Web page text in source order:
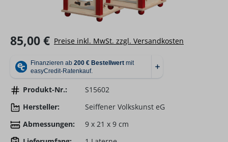
Regulärer Preis:
85,00 € Preise inkl. MwSt. zzgl. Versandkosten
Produkt-Nr.:
S15602
Hersteller:
Seiffener Volkskunst eG
Abmessungen:
9 x 21 x 9 cm